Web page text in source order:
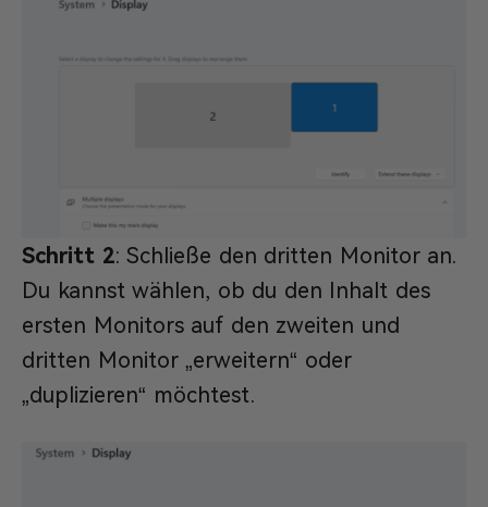
Schritt 2: Schließe den dritten Monitor an.
Du kannst wählen, ob du den Inhalt des
ersten Monitors auf den zweiten und
dritten Monitor „erweitern“ oder
„duplizieren“ möchtest.